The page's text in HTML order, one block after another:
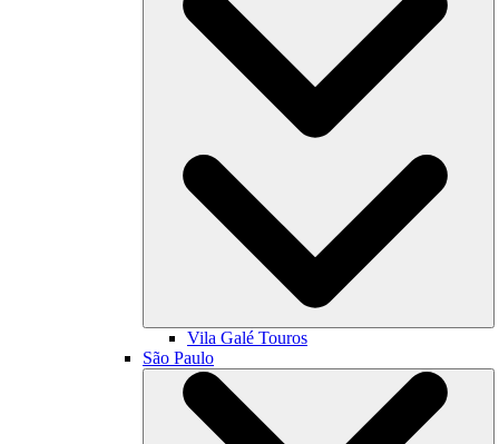
Vila Galé Touros
São Paulo